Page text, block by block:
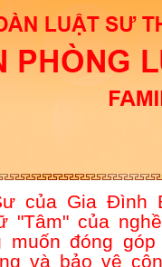
của Gia Đình
"Tâm" của
muốn đóng góp
và bảo vệ